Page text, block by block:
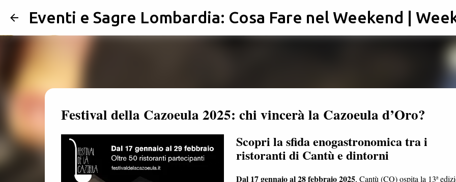
Passa ai contenuti principali
Eventi e Sagre Lombardia: Cosa Fare nel Weekend |
Festival della Cazoeula 2025: chi vincerà la Cazoeula d’Oro?
Scopri la sfida enogastronomica tra i
ristoranti di Cantù e dintorni
Dal 17 gennaio al 28 febbraio 2025, Cantù (CO) ospita la 13ª